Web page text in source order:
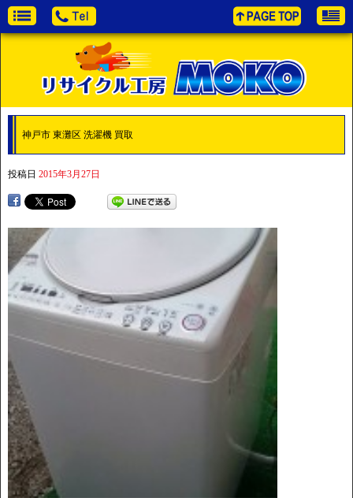
神戸市 東灘区 洗濯機 買取
投稿日 2015年3月27日